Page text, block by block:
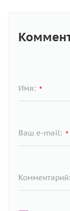
Имя: *
Ваш e-mail: *
Комментарий: